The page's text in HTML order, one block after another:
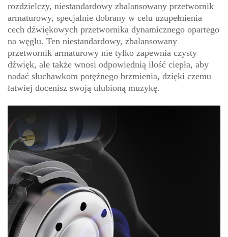
rozdzielczy, niestandardowy zbalansowany przetwornik
armaturowy, specjalnie dobrany w celu uzupełnienia
cech dźwiękowych przetwornika dynamicznego opartego
na węglu. Ten niestandardowy, zbalansowany
przetwornik armaturowy nie tylko zapewnia czysty
dźwięk, ale także wnosi odpowiednią ilość ciepła, aby
nadać słuchawkom potężnego brzmienia, dzięki czemu
łatwiej docenisz swoją ulubioną muzykę.